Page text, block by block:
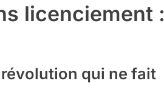
licenciement :
révolution qui ne fait